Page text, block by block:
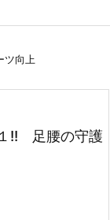
ツ向上
!! 足腰の守護